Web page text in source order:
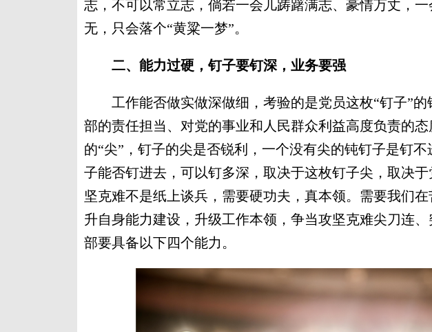
志，不可以常立志，倘若一会儿踌躇满志、豪情万丈，
无，只会落个“黄粱一梦”。
二、能力过硬，钉子要钉深，业务要强
工作能否做实做深做细，考验的是党员这枚“钉子”的
部的责任担当、对党的事业和人民群众利益高度负责的
的“尖”，钉子的尖是否锐利，一个没有尖的钝钉子是钉
子能否钉进去，可以钉多深，取决于这枚钉子尖，取决
坚克难不是纸上谈兵，需要硬功夫，真本领。需要我们
升自身能力建设，升级工作本领，争当攻坚克难尖刀连
部要具备以下四个能力。